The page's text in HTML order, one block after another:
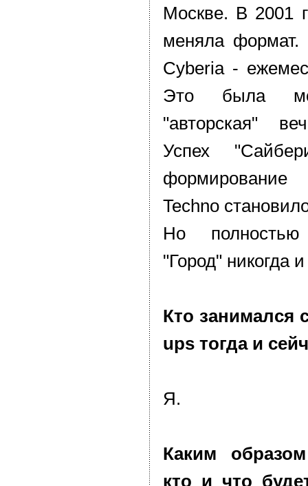
Москве. В 2001
меняла формат.
Cyberia -
Это была
"авторская"
Успех
Techno
Но полностью
"Город" никогда
Кто занимался
ups тогда и
Я.
Каким
кто и что